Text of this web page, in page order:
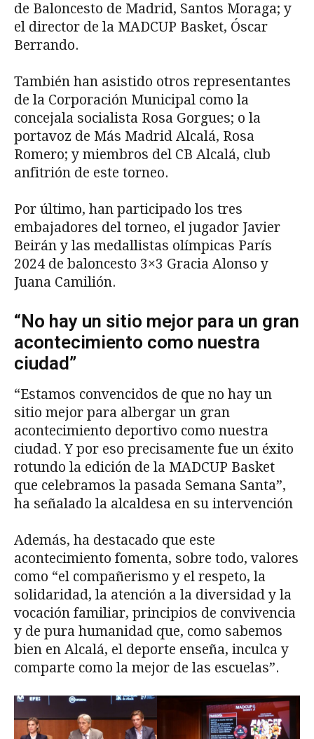
de Baloncesto de Madrid, Santos Moraga; y
el director de la MADCUP Basket, Óscar
Berrando.
También han asistido otros representantes
de la Corporación Municipal como la
concejala socialista Rosa Gorgues; o la
portavoz de Más Madrid Alcalá, Rosa
Romero; y miembros del CB Alcalá, club
anfitrión de este torneo.
Por último, han participado los tres
embajadores del torneo, el jugador Javier
Beirán y las medallistas olímpicas París
2024 de baloncesto 3×3 Gracia Alonso y
Juana Camilión.
“No hay un sitio mejor para un gran
acontecimiento como nuestra
ciudad”
“Estamos convencidos de que no hay un
sitio mejor para albergar un gran
acontecimiento deportivo como nuestra
ciudad. Y por eso precisamente fue un éxito
rotundo la edición de la MADCUP Basket
que celebramos la pasada Semana Santa”,
ha señalado la alcaldesa en su intervención
Además, ha destacado que este
acontecimiento fomenta, sobre todo, valores
como “el compañerismo y el respeto, la
solidaridad, la atención a la diversidad y la
vocación familiar, principios de convivencia
y de pura humanidad que, como sabemos
bien en Alcalá, el deporte enseña, inculca y
comparte como la mejor de las escuelas”.